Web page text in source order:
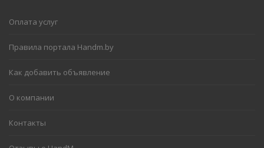
Оплата услуг
Правила портала Handm.by
Как добавить объявление
О компании
Контакты